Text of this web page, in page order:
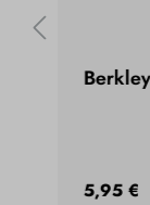
5,95 €